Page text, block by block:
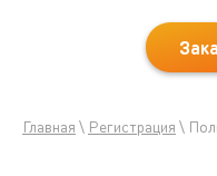
Главная \ Регистрация \